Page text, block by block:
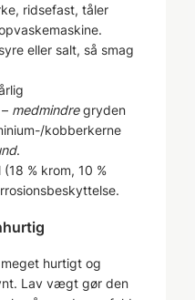
ridsefast, tåler
eller salt, så smag
medmindregryden
kobberkerne
.
% krom, 10 %
hurtigt og
Lav vægt gør den